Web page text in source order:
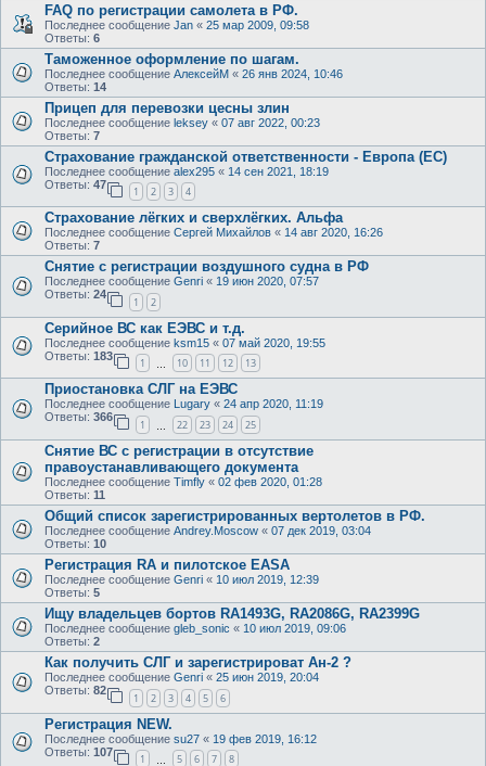
FAQ по регистрации самолета в РФ.
Последнее сообщение Jan « 25 мар 2009, 09:58
Ответы: 6
Таможенное оформление по шагам.
Последнее сообщение АлексейМ « 26 янв 2024, 10:46
Ответы: 14
Прицеп для перевозки цесны злин
Последнее сообщение leksey « 07 авг 2022, 00:23
Ответы: 7
Страхование гражданской ответственности - Европа (ЕС)
Последнее сообщение alex295 « 14 сен 2021, 18:19
Ответы: 47
1 2 3 4
Страхование лёгких и сверхлёгких. Альфа
Последнее сообщение Сергей Михайлов « 14 авг 2020, 16:26
Ответы: 7
Снятие с регистрации воздушного судна в РФ
Последнее сообщение Genri « 19 июн 2020, 07:57
Ответы: 24
1 2
Серийное ВС как ЕЭВС и т.д.
Последнее сообщение ksm15 « 07 май 2020, 19:55
Ответы: 183
1 10 11 12 13
Приостановка СЛГ на ЕЭВС
Последнее сообщение Lugary « 24 апр 2020, 11:19
Ответы: 366
1 22 23 24 25
Снятие ВС с регистрации в отсутствие
правоустанавливающего документа
Последнее сообщение Timfly « 02 фев 2020, 01:28
Ответы: 11
Общий список зарегистрированных вертолетов в РФ.
Последнее сообщение Andrey.Moscow « 07 дек 2019, 03:04
Ответы: 10
Регистрация RA и пилотское EASA
Последнее сообщение Genri « 10 июл 2019, 12:39
Ответы: 5
Ищу владельцев бортов RA1493G, RA2086G, RA2399G
Последнее сообщение gleb_sonic « 10 июл 2019, 09:06
Ответы: 2
Как получить СЛГ и зарегистрироват Ан-2 ?
Последнее сообщение Genri « 25 июн 2019, 20:04
Ответы: 82
1 2 3 4 5 6
Регистрация NEW.
Последнее сообщение su27 « 19 фев 2019, 16:12
Ответы: 107
1 5 6 7 8